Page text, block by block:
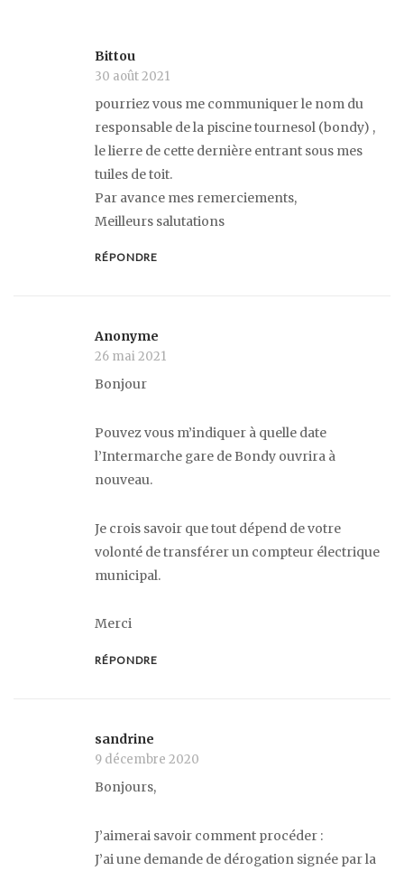
Bittou
30 août 2021
pourriez vous me communiquer le nom du
responsable de la piscine tournesol (bondy) ,
le lierre de cette dernière entrant sous mes
tuiles de toit.
Par avance mes remerciements,
Meilleurs salutations
RÉPONDRE
Anonyme
26 mai 2021
Bonjour
Pouvez vous m’indiquer à quelle date
l’Intermarche gare de Bondy ouvrira à
nouveau.
Je crois savoir que tout dépend de votre
volonté de transférer un compteur électrique
municipal.
Merci
RÉPONDRE
sandrine
9 décembre 2020
Bonjours,
J’aimerai savoir comment procéder :
J’ai une demande de dérogation signée par la